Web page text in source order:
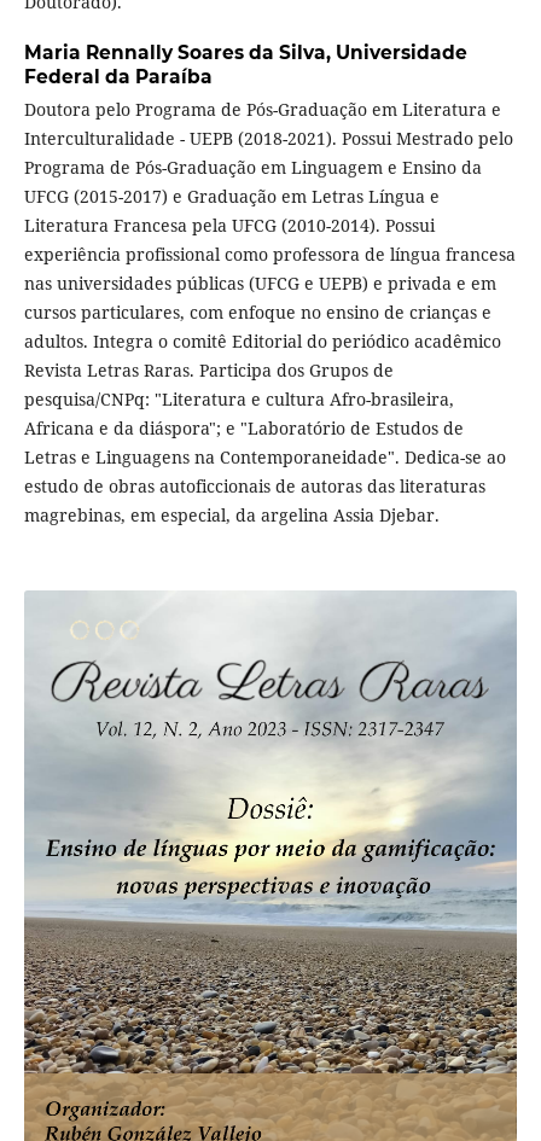
Maria Rennally Soares da Silva, Universidade
Federal da Paraíba
Doutora pelo Programa de Pós-Graduação em Literatura e
Interculturalidade - UEPB (2018-2021). Possui Mestrado pelo
Programa de Pós-Graduação em Linguagem e Ensino da
UFCG (2015-2017) e Graduação em Letras Língua e
Literatura Francesa pela UFCG (2010-2014). Possui
experiência profissional como professora de língua francesa
nas universidades públicas (UFCG e UEPB) e privada e em
cursos particulares, com enfoque no ensino de crianças e
adultos. Integra o comitê Editorial do periódico acadêmico
Revista Letras Raras. Participa dos Grupos de
pesquisa/CNPq: "Literatura e cultura Afro-brasileira,
Africana e da diáspora"; e "Laboratório de Estudos de
Letras e Linguagens na Contemporaneidade". Dedica-se ao
estudo de obras autoficcionais de autoras das literaturas
magrebinas, em especial, da argelina Assia Djebar.